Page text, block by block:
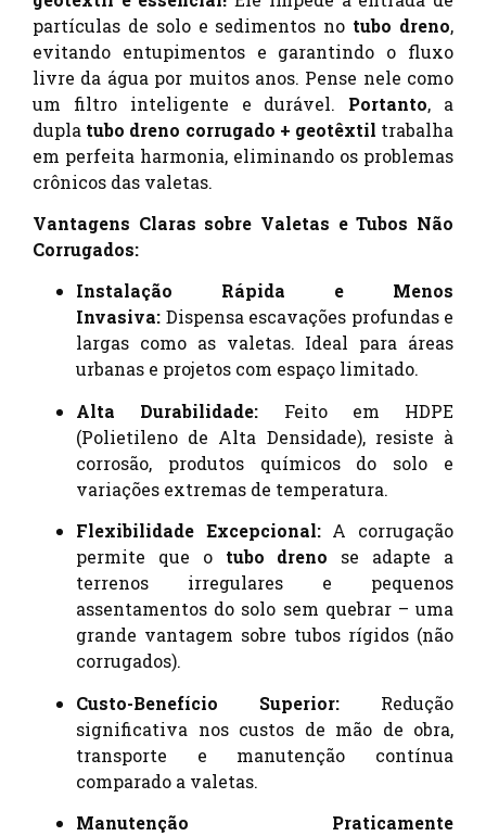
partículas de solo e sedimentos no tubo dreno,
evitando entupimentos e garantindo o fluxo
livre da água por muitos anos. Pense nele como
um filtro inteligente e durável. Portanto, a
dupla tubo dreno corrugado + geotêxtil trabalha
em perfeita harmonia, eliminando os problemas
crônicos das valetas.
Vantagens Claras sobre Valetas e Tubos Não
Corrugados:
Instalação Rápida e Menos
Invasiva: Dispensa escavações profundas e
largas como as valetas. Ideal para áreas
urbanas e projetos com espaço limitado.
Alta Durabilidade: Feito em HDPE
(Polietileno de Alta Densidade), resiste à
corrosão, produtos químicos do solo e
variações extremas de temperatura.
Flexibilidade Excepcional:A corrugação
permite que o tubo dreno se adapte a
terrenos irregulares e pequenos
assentamentos do solo sem quebrar – uma
grande vantagem sobre tubos rígidos (não
corrugados).
Custo-Benefício Superior: Redução
significativa nos custos de mão de obra,
transporte e manutenção contínua
comparado a valetas.
Manutenção Praticamente